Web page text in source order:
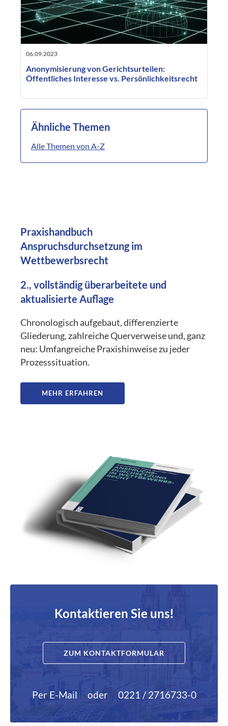
06.09.2023
Anonymisierung von Gerichtsurteilen:
Öffentliches Interesse vs. Persönlichkeitsrecht
Ähnliche Themen
Alle Themen von A-Z
Praxishandbuch
Anspruchsdurchsetzung im
Wettbewerbsrecht
2., vollständig überarbeitete und
aktualisierte Auflage
Chronologisch aufgebaut, differenzierte
Gliederung, zahlreiche Querverweise und, ganz
neu: Umfangreiche Praxishinweise zu jeder
Prozesssituation.
MEHR ERFAHREN
Kontaktieren Sie uns!
ZUM KONTAKTFORMULAR
Per E-Mail oder 0221 / 2716733-0